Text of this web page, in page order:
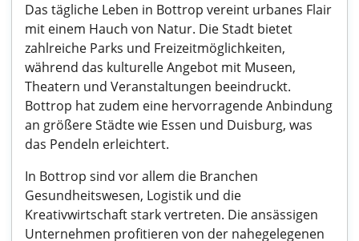
Das tägliche Leben in Bottrop vereint urbanes Flair
mit einem Hauch von Natur. Die Stadt bietet
zahlreiche Parks und Freizeitmöglichkeiten,
während das kulturelle Angebot mit Museen,
Theatern und Veranstaltungen beeindruckt.
Bottrop hat zudem eine hervorragende Anbindung
an größere Städte wie Essen und Duisburg, was
das Pendeln erleichtert.
In Bottrop sind vor allem die Branchen
Gesundheitswesen, Logistik und die
Kreativwirtschaft stark vertreten. Die ansässigen
Unternehmen profitieren von der nahegelegenen